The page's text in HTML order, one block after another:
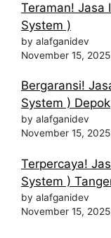
Teraman! Jasa
System )
by alafganidev
November 15, 2025
Bergaransi!
System ) Depok
by alafganidev
November 15, 2025
Terpercaya!
System )
by alafganidev
November 15, 2025